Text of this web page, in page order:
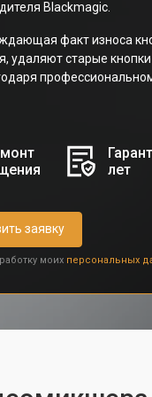
Blackmagic.
факт износа
удаляют старые кнопки
лет
заявку
моих персональных